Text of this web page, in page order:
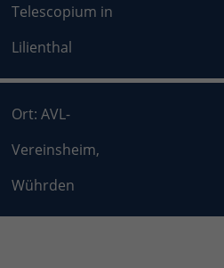
Telescopium in
Lilienthal
Ort: AVL-
Vereinsheim,
Wührden